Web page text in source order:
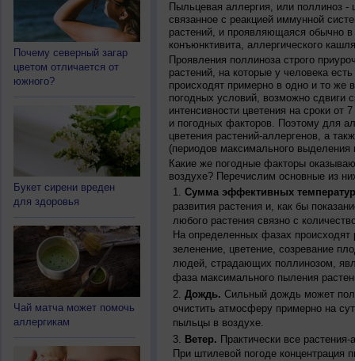
Почему северный загар
цветом отличается от
южного?
Букет сирени вреден
для здоровья
Чай матча может помочь
аллергикам
Пыльцевая аллергия, или поллиноз -
связанное с реакцией иммунной
растений, и проявляющаяся обычно
конъюнктивита, аллергического
Проявления поллиноза строго
растений, на которые у человека
происходят примерно в одно и то же
погодных условий, возможно сдвиги
интенсивности цветения на сроки от
и погодных факторов. Поэтому для
цветения растений-аллергенов, а
(периодов максимального
Какие же погодные факторы
воздухе? Перечислим основные из
Сумма эффективных
развития растения и, как бы
любого растения связно с
На определенных фазах происходят
зеленение, цветение, созревание
людей, страдающих поллинозом,
фаза максимального пыления
Дождь. Сильный дождь может
очистить атмосферу примерно на
пыльцы в воздухе.
Ветер. Практически все
При штилевой погоде